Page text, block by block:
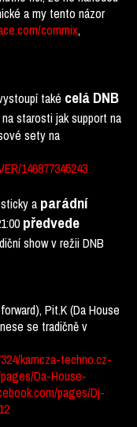
a my tento názor
commix,
také celá DNB
starosti jak support na
sety na
146877345243
a parádní
předvede
show v režii DNB
Pit.K (Da House
se tradičně v
kamcza-techno.cz-
Da-House-
pages/Dj-